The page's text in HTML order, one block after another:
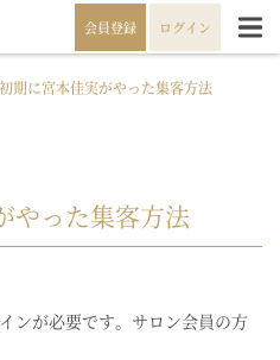
会員登録 ログイン
期に宮本佳実がやった集客方法
やった集客方法
ンが必要です。サロン会員の方